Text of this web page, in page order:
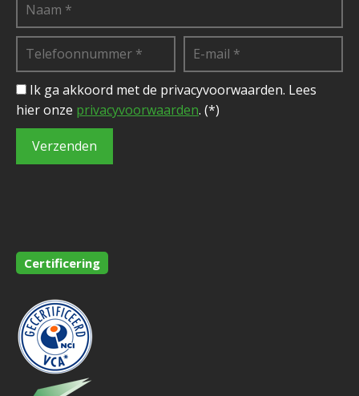
Ik ga akkoord met de privacyvoorwaarden. Lees
hier onze privacyvoorwaarden. (*)
Certificering